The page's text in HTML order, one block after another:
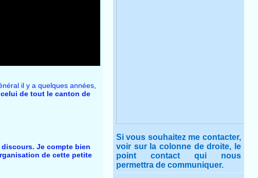
il y a quelques années,
de tout le canton de
Je compte bien
de cette petite
Si vous souhaitez me contacter,
voir sur la colonne de droite, le
point contact qui nous
permettra de communiquer.